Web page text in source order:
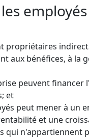
propriétaires
aux bénéfices, à la
peuvent financer
et
peut mener à un
et une
qui n'appartiennent